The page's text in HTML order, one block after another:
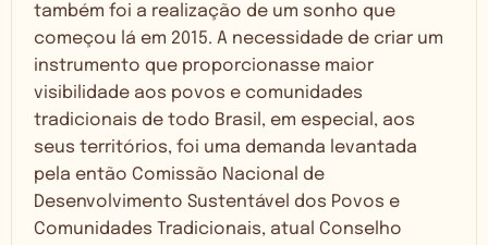
também foi a realização de um sonho que
começou lá em 2015. A necessidade de criar um
instrumento que proporcionasse maior
visibilidade aos povos e comunidades
tradicionais de todo Brasil, em especial, aos
seus territórios, foi uma demanda levantada
pela então Comissão Nacional de
Desenvolvimento Sustentável dos Povos e
Comunidades Tradicionais, atual Conselho